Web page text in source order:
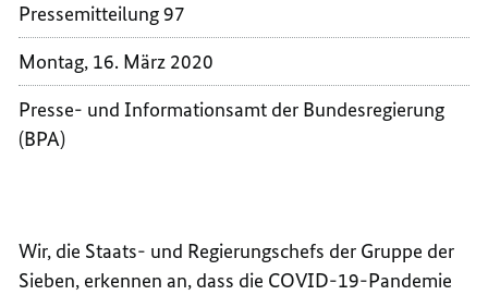
VOM
MÄRZ
2020
G7
16.
MÄRZ
Pressemitteilung 97
Montag, 16. März 2020
Presse- und Informationsamt der Bundesregierung
(BPA)
Wir, die Staats- und Regierungschefs der Gruppe der
Sieben, erkennen an, dass die COVID-19-Pandemie